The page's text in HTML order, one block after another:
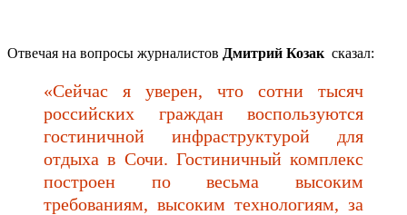
Отвечая на вопросы журналистов Дмитрий Козак сказал:
«Сeйчас я уверен, что сотни тысяч
российских граждан воспользуются
гостиничной инфраструктурой для
отдыха в Сочи. Гостиничный комплекс
построен по весьма высоким
требованиям, высоким технологиям, за